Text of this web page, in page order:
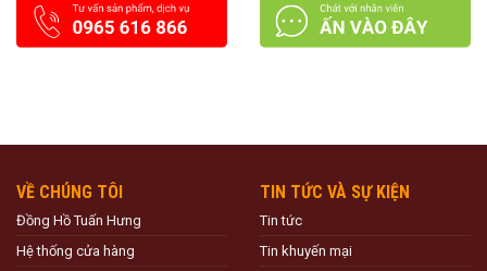
VỀ CHÚNG TÔI
Đồng Hồ Tuấn Hưng
Hệ thống cửa hàng
TIN TỨC VÀ SỰ KIỆN
Tin tức
Tin khuyến mại